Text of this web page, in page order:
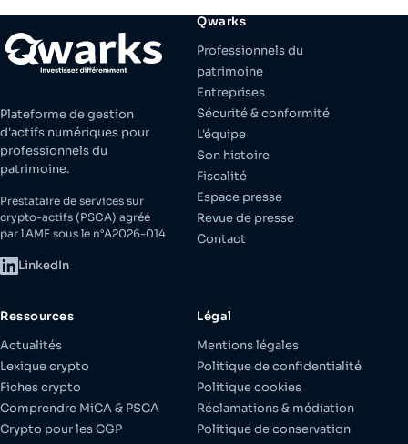
Plateforme de gestion
d'actifs numériques pour
professionnels du
patrimoine.
Prestataire de services sur
crypto-actifs (PSCA) agréé
par l'AMF sous le n°A2026-014
LinkedIn
Qwarks
Professionnels du
patrimoine
Entreprises
Sécurité & conformité
L'équipe
Son histoire
Fiscalité
Espace presse
Revue de presse
Contact
Ressources
Actualités
Lexique crypto
Fiches crypto
Comprendre MiCA & PSCA
Crypto pour les CGP
Légal
Mentions légales
Politique de confidentialité
Politique cookies
Réclamations & médiation
Politique de conservation